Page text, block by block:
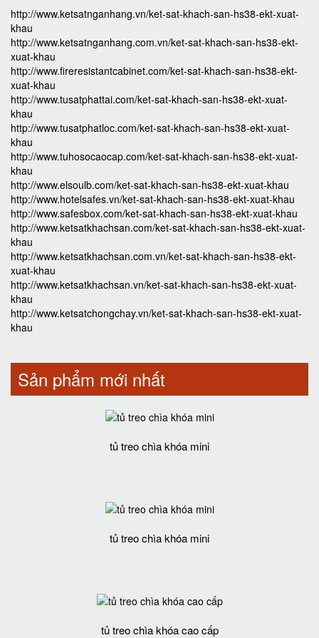
http://www.ketsatnganhang.vn/ket-sat-khach-san-hs38-ekt-xuat-
khau
http://www.ketsatnganhang.com.vn/ket-sat-khach-san-hs38-ekt-
xuat-khau
http://www.fireresistantcabinet.com/ket-sat-khach-san-hs38-ekt-
xuat-khau
http://www.tusatphattai.com/ket-sat-khach-san-hs38-ekt-xuat-
khau
http://www.tusatphatloc.com/ket-sat-khach-san-hs38-ekt-xuat-
khau
http://www.tuhosocaocap.com/ket-sat-khach-san-hs38-ekt-xuat-
khau
http://www.elsoulb.com/ket-sat-khach-san-hs38-ekt-xuat-khau
http://www.hotelsafes.vn/ket-sat-khach-san-hs38-ekt-xuat-khau
http://www.safesbox.com/ket-sat-khach-san-hs38-ekt-xuat-khau
http://www.ketsatkhachsan.com/ket-sat-khach-san-hs38-ekt-xuat-
khau
http://www.ketsatkhachsan.com.vn/ket-sat-khach-san-hs38-ekt-
xuat-khau
http://www.ketsatkhachsan.vn/ket-sat-khach-san-hs38-ekt-xuat-
khau
http://www.ketsatchongchay.vn/ket-sat-khach-san-hs38-ekt-xuat-
khau
Sản phẩm mới nhất
tủ treo chìa khóa mini
tủ treo chìa khóa mini
tủ treo chìa khóa cao cấp